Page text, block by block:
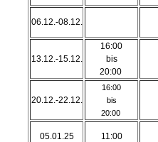
06.12.-08.12.
13.12.-15.12.
16:00
bis
20:00
20.12.-22.12.
16:00
bis
20:00
05.01.25 11:00